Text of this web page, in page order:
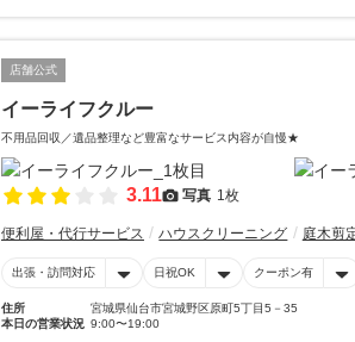
店舗公式
イーライフクルー
不用品回収／遺品整理など豊富なサービス内容が自慢★
3.11 写真 1枚
便利屋・代行サービス ハウスクリーニング 庭木剪
出張・訪問対応 日祝OK クーポン有
住所
宮城県仙台市宮城野区原町5丁目5－35
本日の営業状況 9:00〜19:00